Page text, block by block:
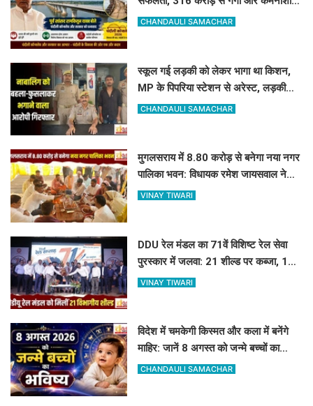
नदी पर बनेंगे 2 नए पुल
CHANDAULI SAMACHAR
स्कूल गई लड़की को लेकर भागा था किशन,
MP के पिपरिया स्टेशन से अरेस्ट, लड़की
सकुशल बरामद
CHANDAULI SAMACHAR
मुगलसराय में 8.80 करोड़ से बनेगा नया नगर
पालिका भवन: विधायक रमेश जायसवाल ने
किया भूमि पूजन
VINAY TIWARI
DDU रेल मंडल का 71वें विशिष्ट रेल सेवा
पुरस्कार में जलवा: 21 शील्ड पर कब्जा, 16
रेलकर्मी भी सम्मानित
VINAY TIWARI
विदेश में चमकेगी किस्मत और कला में बनेंगे
माहिर: जानें 8 अगस्त को जन्मे बच्चों का
जीवन और आज का राशिफल
CHANDAULI SAMACHAR